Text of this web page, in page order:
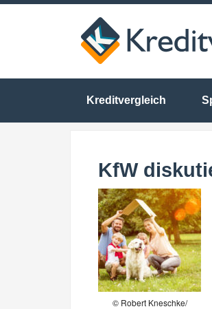
Kreditvergleich
KfW
© Robert Kneschke/